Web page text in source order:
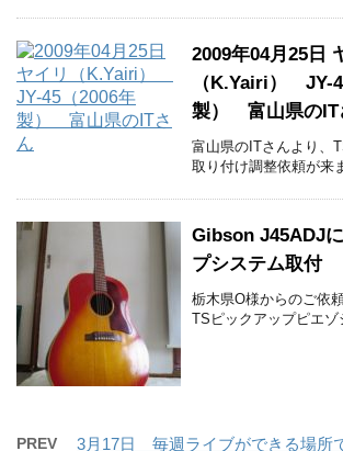
2009年04月25日
（K.Yairi） JY-
製） 富山県のIT
富山県のITさんより、
取り付け調整依頼が来
Gibson J45ADJ
プシステム取付
栃木県O様からのご依
TSピックアップピエゾ
PREV 3月17日 毎週ライブができる場所